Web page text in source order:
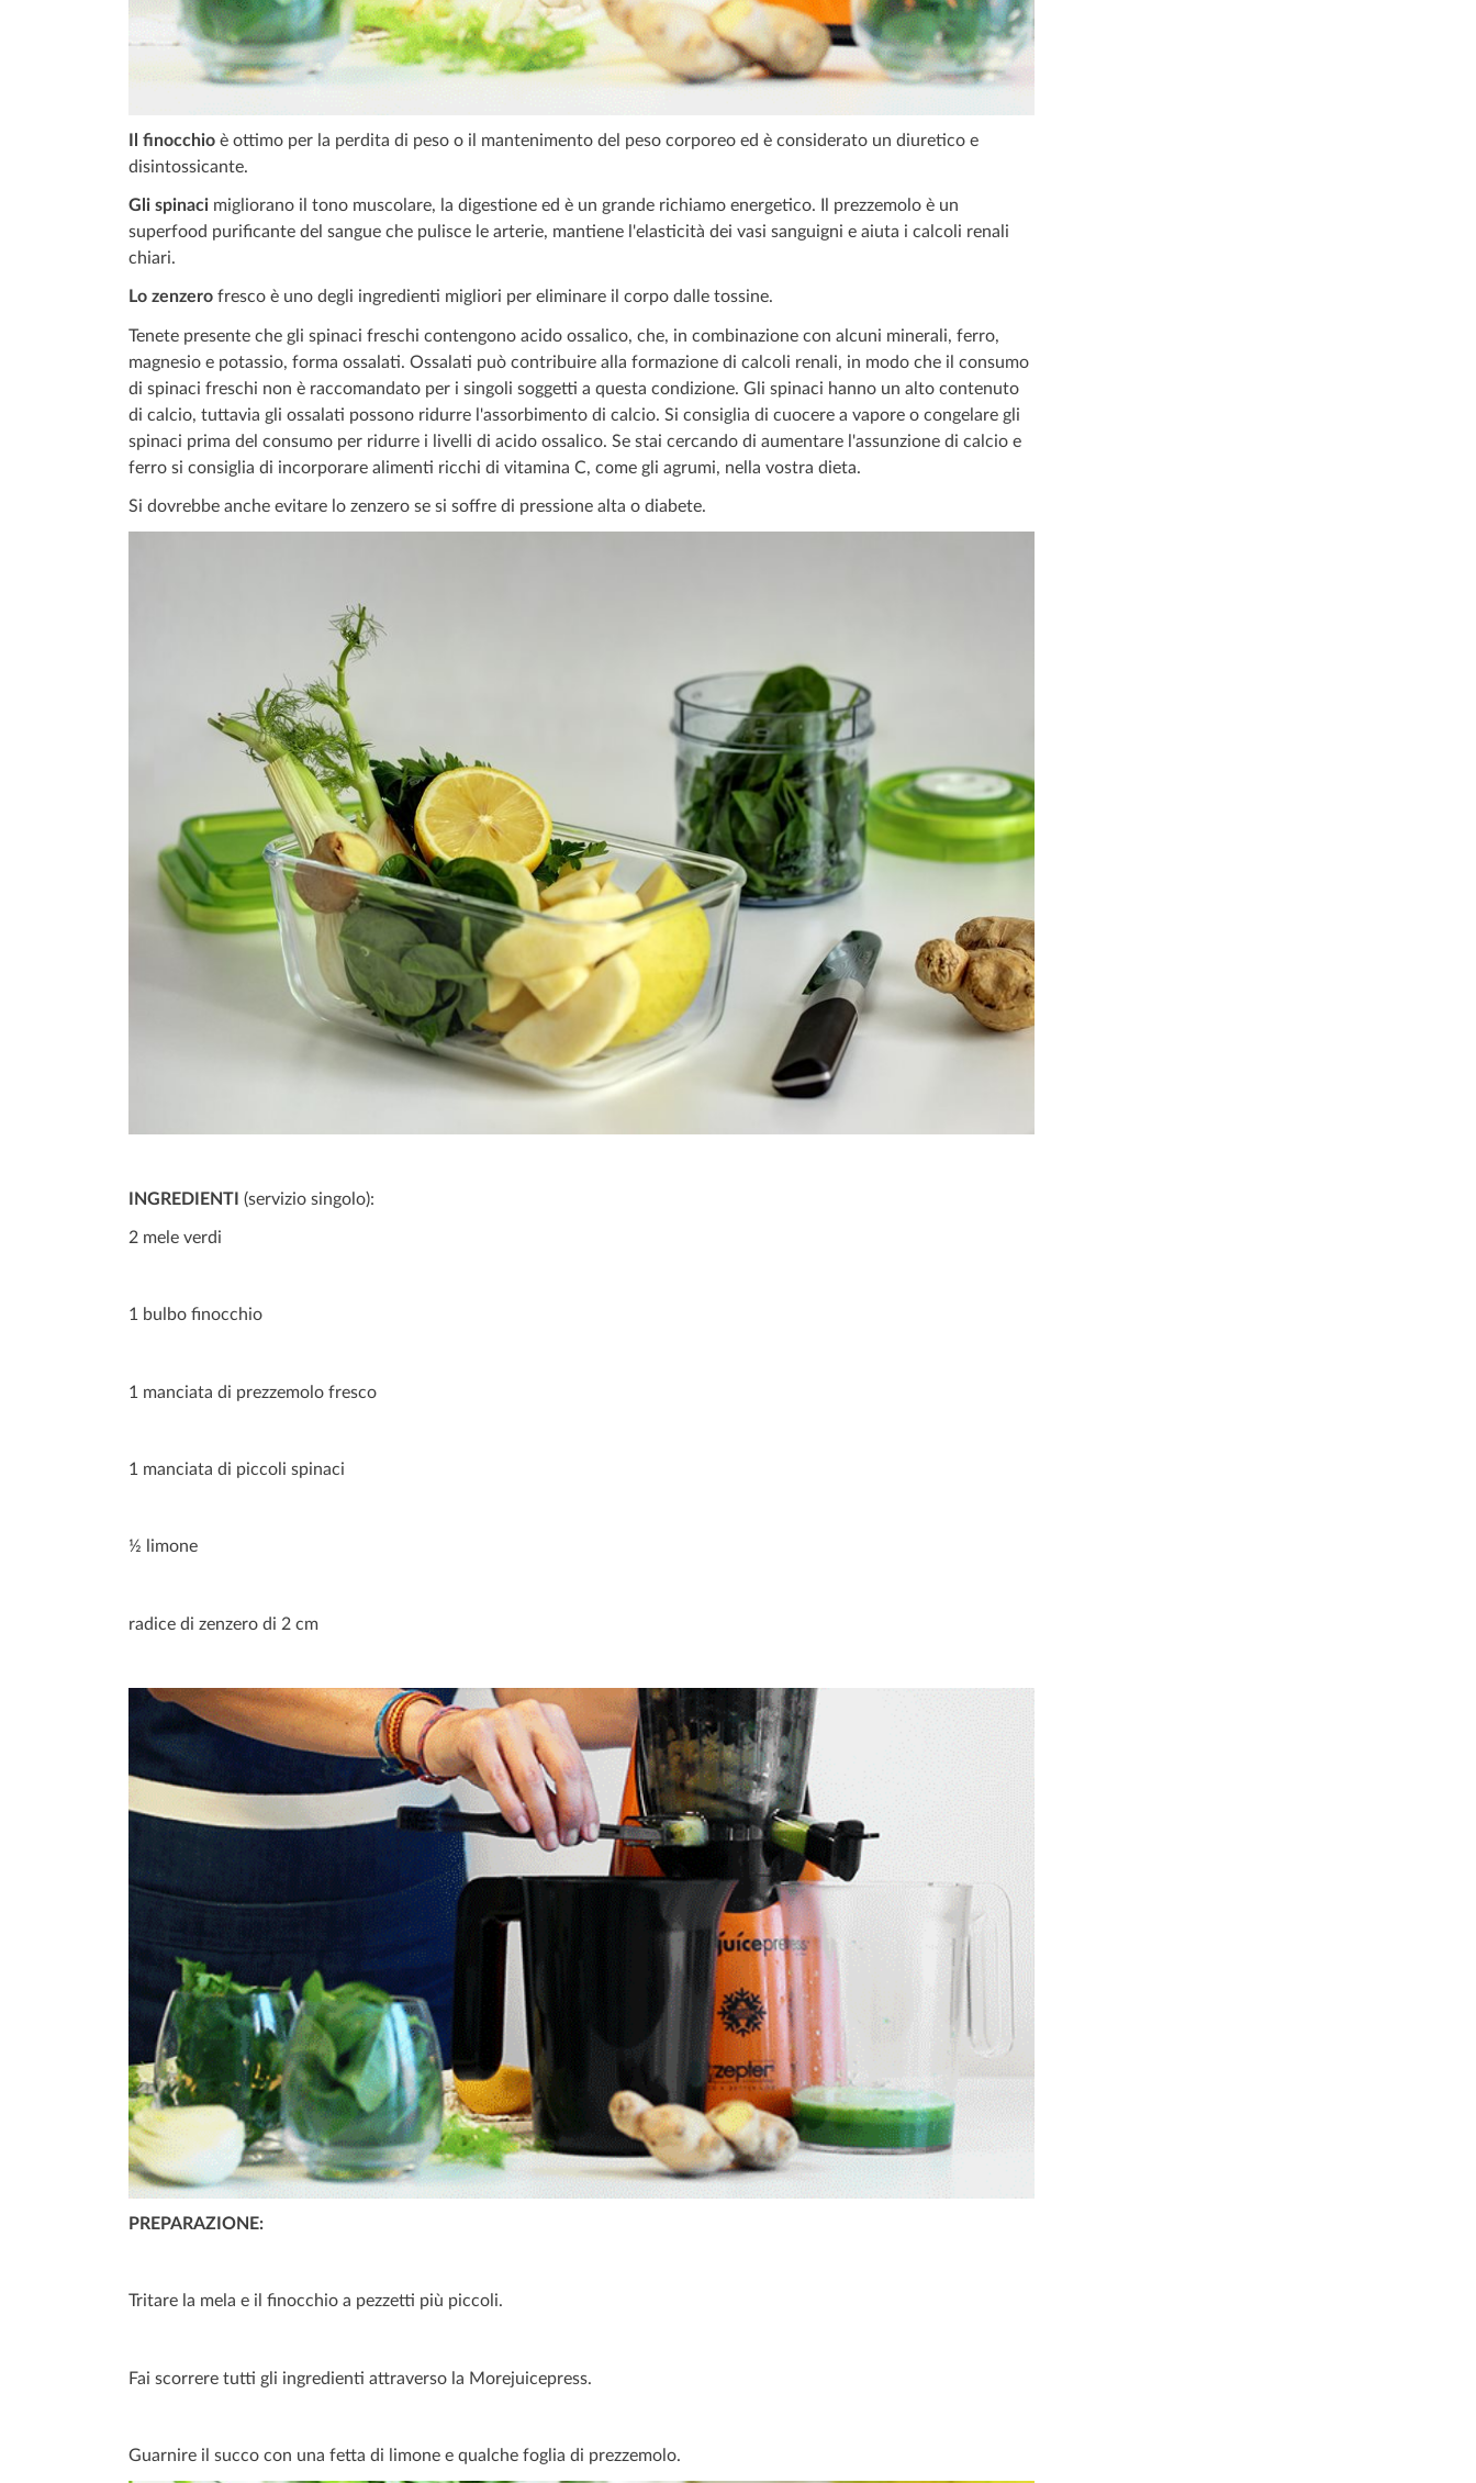
Il finocchio è ottimo per la perdita di peso o il mantenimento del peso corporeo ed è considerato un diuretico e
disintossicante.
Gli spinaci migliorano il tono muscolare, la digestione ed è un grande richiamo energetico. Il prezzemolo è un
superfood purificante del sangue che pulisce le arterie, mantiene l'elasticità dei vasi sanguigni e aiuta i calcoli renali
chiari.
Lo zenzero fresco è uno degli ingredienti migliori per eliminare il corpo dalle tossine.
Tenete presente che gli spinaci freschi contengono acido ossalico, che, in combinazione con alcuni minerali, ferro,
magnesio e potassio, forma ossalati. Ossalati può contribuire alla formazione di calcoli renali, in modo che il consumo
di spinaci freschi non è raccomandato per i singoli soggetti a questa condizione. Gli spinaci hanno un alto contenuto
di calcio, tuttavia gli ossalati possono ridurre l'assorbimento di calcio. Si consiglia di cuocere a vapore o congelare gli
spinaci prima del consumo per ridurre i livelli di acido ossalico. Se stai cercando di aumentare l'assunzione di calcio e
ferro si consiglia di incorporare alimenti ricchi di vitamina C, come gli agrumi, nella vostra dieta.
Si dovrebbe anche evitare lo zenzero se si soffre di pressione alta o diabete.
INGREDIENTI (servizio singolo):
2 mele verdi
1 bulbo finocchio
1 manciata di prezzemolo fresco
1 manciata di piccoli spinaci
½ limone
radice di zenzero di 2 cm
PREPARAZIONE:
Tritare la mela e il finocchio a pezzetti più piccoli.
Fai scorrere tutti gli ingredienti attraverso la Morejuicepress.
Guarnire il succo con una fetta di limone e qualche foglia di prezzemolo.